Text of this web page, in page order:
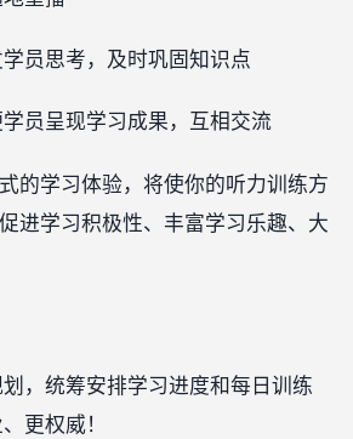
员思考，及时巩固知识点
员呈现学习成果，互相交流‍‍‍‍‍‍‍‍‍‍‍‍
的学习体验，将使你的听力训练方
进学习积极性、丰富学习乐趣、大
，统筹安排学习进度和每日训练
更权威！